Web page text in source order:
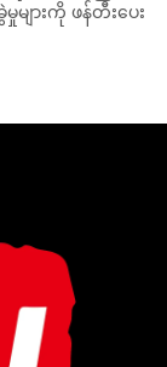
ျားကို ဖန်တီးပေး